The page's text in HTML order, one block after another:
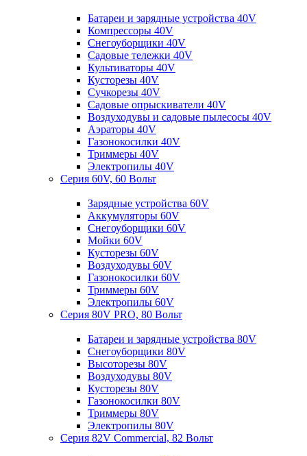
Батареи и зарядные устройства 40V
Компрессоры 40V
Снегоуборщики 40V
Садовые тележки 40V
Культиваторы 40V
Кусторезы 40V
Сучкорезы 40V
Садовые опрыскиватели 40V
Воздуходувы и садовые пылесосы 40V
Аэраторы 40V
Газонокосилки 40V
Триммеры 40V
Электропилы 40V
Серия 60V, 60 Вольт
Зарядные устройства 60V
Аккумуляторы 60V
Снегоуборщики 60V
Мойки 60V
Кусторезы 60V
Воздуходувы 60V
Газонокосилки 60V
Триммеры 60V
Электропилы 60V
Серия 80V PRO, 80 Вольт
Батареи и зарядные устройства 80V
Снегоуборщики 80V
Высоторезы 80V
Воздуходувы 80V
Кусторезы 80V
Газонокосилки 80V
Триммеры 80V
Электропилы 80V
Серия 82V Commercial, 82 Вольт